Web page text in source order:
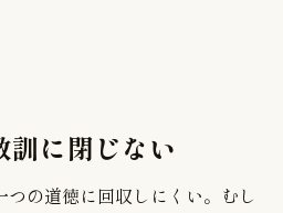
に閉じない
の道徳に回収しにくい。むし